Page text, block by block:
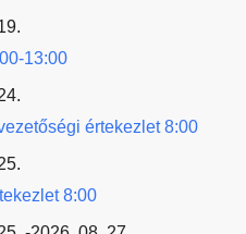
13:00
értekezlet 8:00
8:00